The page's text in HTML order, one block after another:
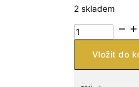
2 skladem
Monako
–
Vložit do